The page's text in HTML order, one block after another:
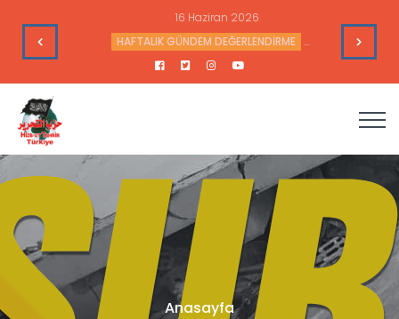
16 Haziran 2026
HAFTALIK GÜNDEM DEĞERLENDİRME Haftalık
Anasayfa